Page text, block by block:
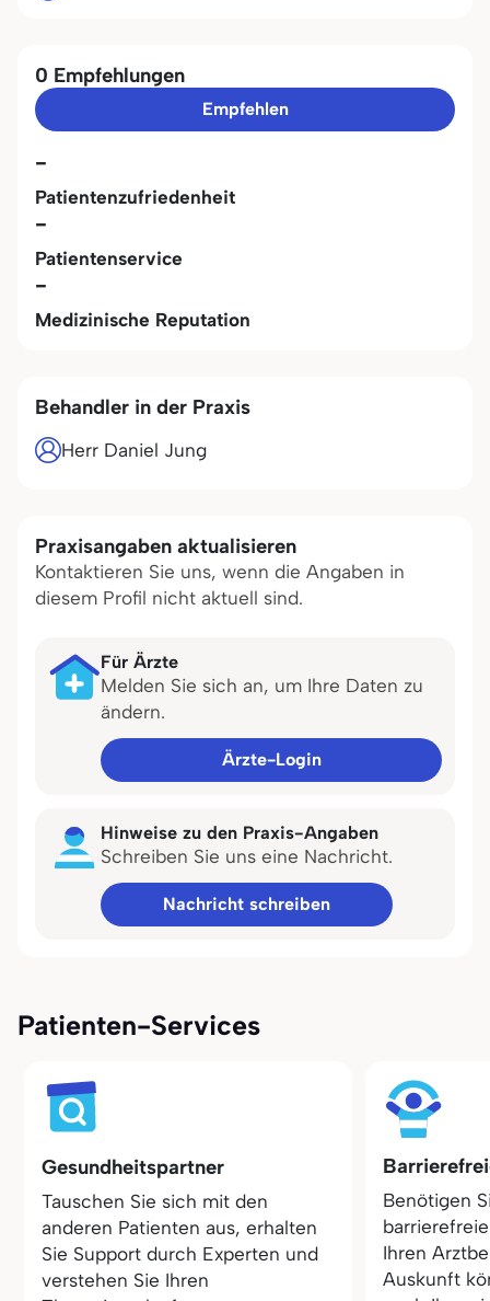
0 Empfehlungen
Empfehlen
-
Patientenzufriedenheit
-
Patientenservice
-
Medizinische Reputation
Behandler in der Praxis
Herr Daniel Jung
Praxisangaben aktualisieren
Kontaktieren Sie uns, wenn die Angaben in
diesem Profil nicht aktuell sind.
Für Ärzte
Melden Sie sich an, um Ihre Daten zu
ändern.
Ärzte-Login
Hinweise zu den Praxis-Angaben
Schreiben Sie uns eine Nachricht.
Nachricht schreiben
Patienten-Services
Gesundheitspartner
Tauschen Sie sich mit den
anderen Patienten aus, erhalten
Sie Support durch Experten und
verstehen Sie Ihren
Benötigen
Ihren
Auskunft